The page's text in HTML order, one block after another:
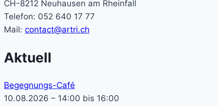
CH-8212 Neuhausen am Rheinfall
Telefon: 052 640 17 77
Mail: contact@artri.ch
Aktuell
Begegnungs-Café
10.08.2026 – 14:00 bis 16:00